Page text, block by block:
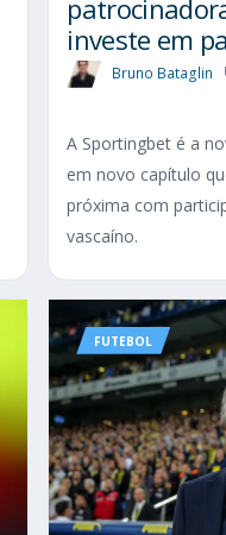
investe em
Bruno Bataglin
A Sportingbet é a
em novo capítulo
próxima com
vascaíno.
FUTEBOL